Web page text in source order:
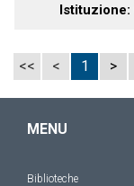
Istituzione
<< < 1 >
MENU
Biblioteche